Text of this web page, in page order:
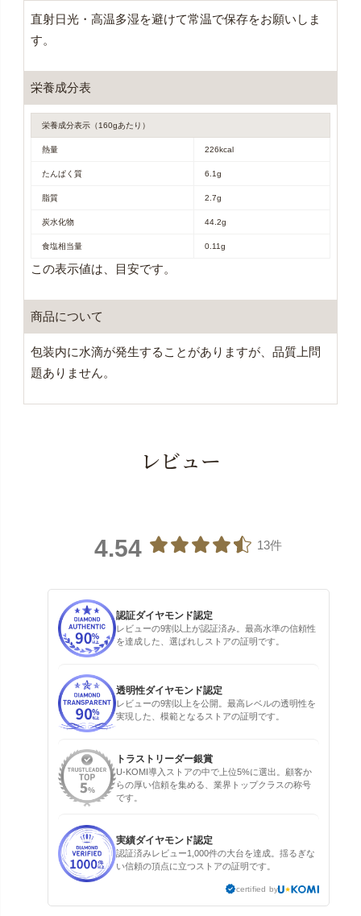
直射日光・高温多湿を避けて常温で保存をお願いしま
す。
栄養成分表
栄養成分表示（160gあたり）
熱量 226kcal
たんぱく質 6.1g
脂質 2.7g
炭水化物 44.2g
食塩相当量 0.11g
この表示値は、目安です。
商品について
包装内に水滴が発生することがありますが、品質上問
題ありません。
レビュー
4.54 13件
認証ダイヤモンド認定
レビューの9割以上が認証済み。最高水準の信頼性
を達成した、選ばれしストアの証明です。
透明性ダイヤモンド認定
レビューの9割以上を公開。最高レベルの透明性を
実現した、模範となるストアの証明です。
トラストリーダー銀賞
U-KOMI導入ストアの中で上位5%に選出。顧客か
らの厚い信頼を集める、業界トップクラスの称号
です。
実績ダイヤモンド認定
認証済みレビュー1,000件の大台を達成。揺るぎな
い信頼の頂点に立つストアの証明です。
certified by